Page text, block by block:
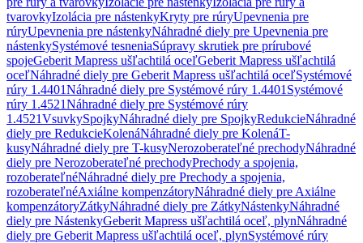
tvarovkyIzolácia pre nástenkyKryty pre rúryUpevnenia pre
rúryUpevnenia pre nástenkyNáhradné diely pre Upevnenia pre
nástenkySystémové tesneniaSúpravy skrutiek pre prírubové
spojeGeberit Mapress ušľachtilá oceľGeberit Mapress ušľachtilá
oceľNáhradné diely pre Geberit Mapress ušľachtilá oceľSystémové
rúry 1.4401Náhradné diely pre Systémové rúry 1.4401 Systémové
rúry 1.4521Náhradné diely pre Systémové rúry
1.4521VsuvkySpojkyNáhradné diely pre SpojkyRedukcieNáhradné
diely pre RedukcieKolenáNáhradné diely pre KolenáT-
kusyNáhradné diely pre T-kusyNerozoberateľné prechodyNáhradné
diely pre Nerozoberateľné prechodyPrechody a spojenia,
rozoberateľnéNáhradné diely pre Prechody a spojenia,
rozoberateľnéAxiálne kompenzátoryNáhradné diely pre Axiálne
kompenzátoryZátkyNáhradné diely pre ZátkyNástenkyNáhradné
diely pre NástenkyGeberit Mapress ušľachtilá oceľ, plynNáhradné
diely pre Geberit Mapress ušľachtilá oceľ, plynSystémové rúry